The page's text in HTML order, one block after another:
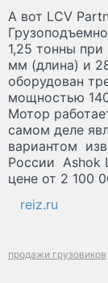
А вот LCV
1,25 тонны
мм (длина) и
оборудован
мощностью
Мотор
самом деле
вариантом
России Ashok
цене от 2 100
reiz.ru
продажи грузовиков